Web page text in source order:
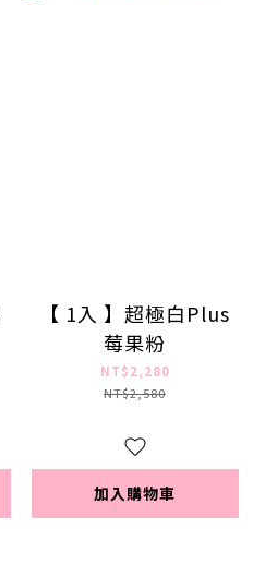
【 1入 】超極白Plus
莓果粉
NT$2,280
NT$2,580
加入購物車